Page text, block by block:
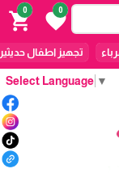
Select Language ▼
0
favorite
0
shopping_cart
تجهيز اطفال